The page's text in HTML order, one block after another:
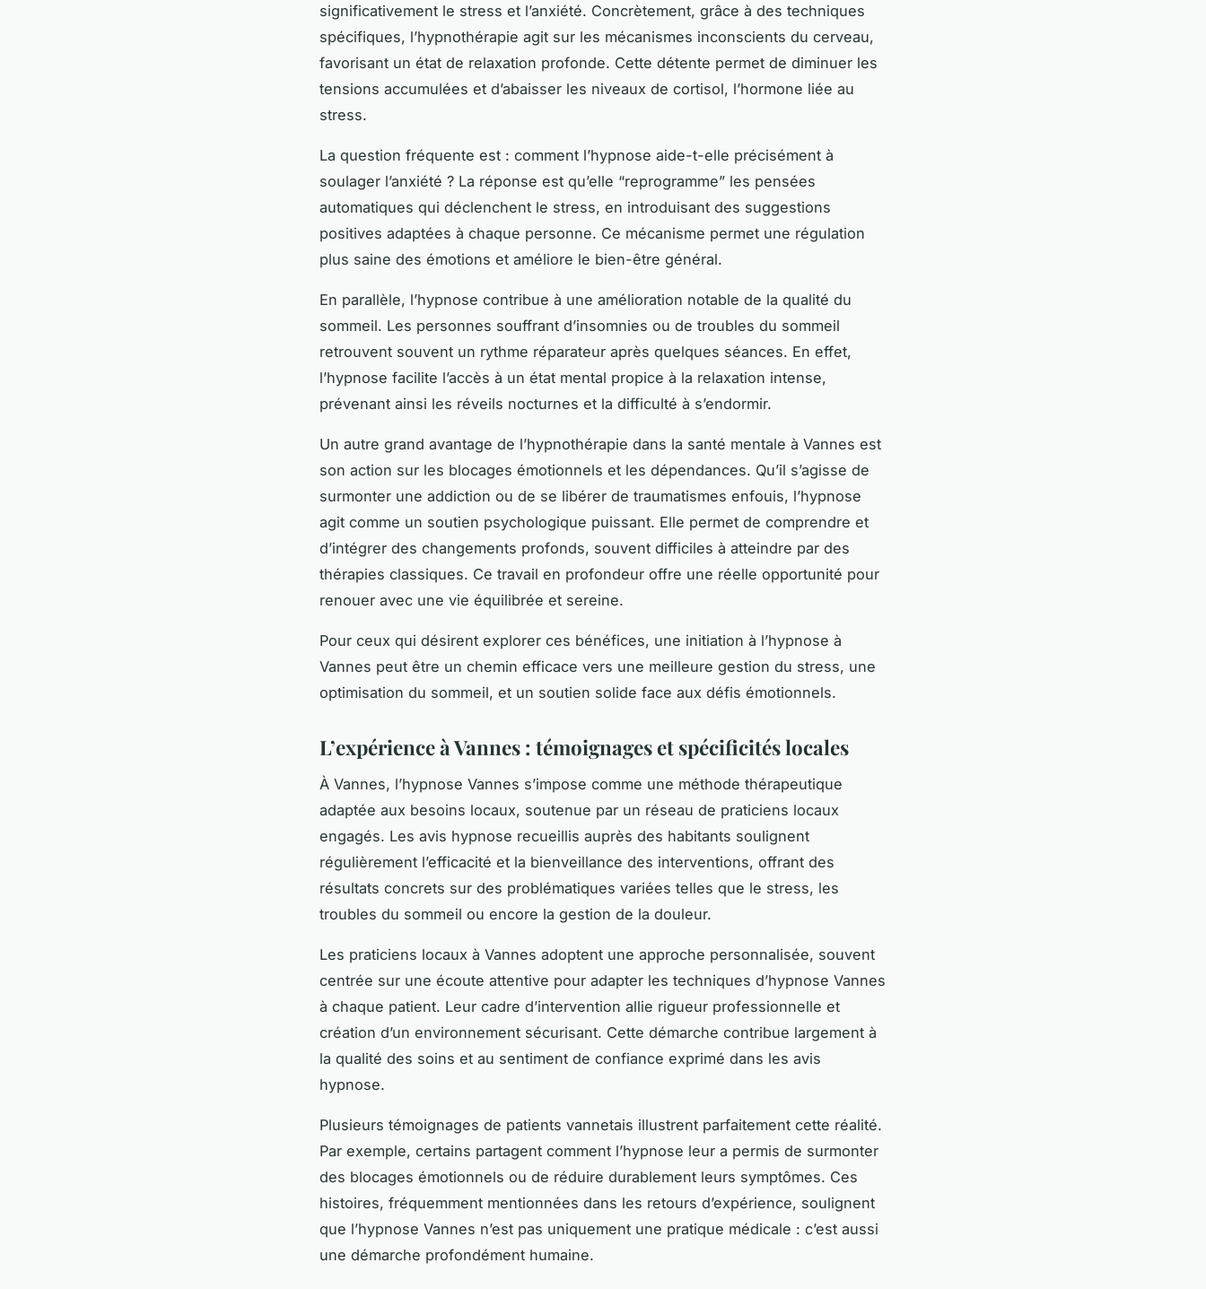
significativement le stress et l’anxiété. Concrètement, grâce à des techniques
spécifiques, l’hypnothérapie agit sur les mécanismes inconscients du cerveau,
favorisant un état de relaxation profonde. Cette détente permet de diminuer les
tensions accumulées et d’abaisser les niveaux de cortisol, l’hormone liée au
stress.
La question fréquente est : comment l’hypnose aide-t-elle précisément à
soulager l’anxiété ? La réponse est qu’elle “reprogramme” les pensées
automatiques qui déclenchent le stress, en introduisant des suggestions
positives adaptées à chaque personne. Ce mécanisme permet une régulation
plus saine des émotions et améliore le bien-être général.
En parallèle, l’hypnose contribue à une amélioration notable de la qualité du
sommeil. Les personnes souffrant d’insomnies ou de troubles du sommeil
retrouvent souvent un rythme réparateur après quelques séances. En effet,
l’hypnose facilite l’accès à un état mental propice à la relaxation intense,
prévenant ainsi les réveils nocturnes et la difficulté à s’endormir.
Un autre grand avantage de l’hypnothérapie dans la santé mentale à Vannes est
son action sur les blocages émotionnels et les dépendances. Qu’il s’agisse de
surmonter une addiction ou de se libérer de traumatismes enfouis, l’hypnose
agit comme un soutien psychologique puissant. Elle permet de comprendre et
d’intégrer des changements profonds, souvent difficiles à atteindre par des
thérapies classiques. Ce travail en profondeur offre une réelle opportunité pour
renouer avec une vie équilibrée et sereine.
Pour ceux qui désirent explorer ces bénéfices, une initiation à l’hypnose à
Vannes peut être un chemin efficace vers une meilleure gestion du stress, une
optimisation du sommeil, et un soutien solide face aux défis émotionnels.
L’expérience à Vannes : témoignages et spécificités locales
À Vannes, l’hypnose Vannes s’impose comme une méthode thérapeutique
adaptée aux besoins locaux, soutenue par un réseau de praticiens locaux
engagés. Les avis hypnose recueillis auprès des habitants soulignent
régulièrement l’efficacité et la bienveillance des interventions, offrant des
résultats concrets sur des problématiques variées telles que le stress, les
troubles du sommeil ou encore la gestion de la douleur.
Les praticiens locaux à Vannes adoptent une approche personnalisée, souvent
centrée sur une écoute attentive pour adapter les techniques d’hypnose Vannes
à chaque patient. Leur cadre d’intervention allie rigueur professionnelle et
création d’un environnement sécurisant. Cette démarche contribue largement à
la qualité des soins et au sentiment de confiance exprimé dans les avis
hypnose.
Plusieurs témoignages de patients vannetais illustrent parfaitement cette réalité.
Par exemple, certains partagent comment l’hypnose leur a permis de surmonter
des blocages émotionnels ou de réduire durablement leurs symptômes. Ces
histoires, fréquemment mentionnées dans les retours d’expérience, soulignent
que l’hypnose Vannes n’est pas uniquement une pratique médicale : c’est aussi
une démarche profondément humaine.